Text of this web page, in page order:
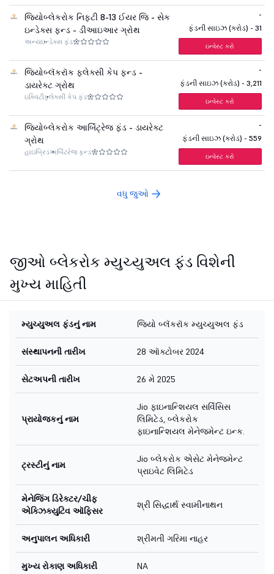
જિયોબ્લેકરોક નિફ્ટી 8-13 ઈયર જિ - સેક
ઇન્ડેક્સ ફન્ડ - ડીઆઇઆર ગ્રોથ
અન્યઇન્ડેક્સ ફંડ
-
ફંડની સાઇઝ (કરોડ) - 31
ઇન્વેસ્ટ કરો
જિયોબ્લૅકરૉક ફ્લેક્સી કેપ ફન્ડ -
ડાયરેક્ટ ગ્રોથ
ઇક્વિટીફ્લેક્સી કેપ ફંડ
-
ફંડની સાઇઝ (કરોડ) - 3,211
ઇન્વેસ્ટ કરો
જિયોબ્લેકરોક આર્બિટ્રેજ ફંડ - ડાયરેક્ટ
ગ્રોથ
હાઇબ્રિડઅર્બિટરેજ ફન્ડ
-
ફંડની સાઇઝ (કરોડ) - 559
ઇન્વેસ્ટ કરો
વધુ જુઓ
જીઓ બ્લેકરોક મ્યુચ્યુઅલ ફંડ વિશેની
મુખ્ય માહિતી
મ્યુચ્યુઅલ ફંડનું નામ જિયો બ્લૅકરૉક મ્યુચ્યુઅલ ફંડ
સંસ્થાપનની તારીખ 28 ઑક્ટોબર 2024
સેટઅપની તારીખ 26 મે 2025
પ્રાયોજકનું નામ
Jio ફાઇનાન્શિયલ સર્વિસિસ
લિમિટેડ, બ્લેકરોક
ફાઇનાન્શિયલ મેનેજમેન્ટ ઇન્ક.
ટ્રસ્ટીનું નામ
Jio બ્લેકરોક એસેટ મેનેજમેન્ટ
પ્રાઇવેટ લિમિટેડ
મેનેજિંગ ડિરેક્ટર/ચીફ
એક્ઝિક્યુટિવ ઑફિસર
શ્રી સિદ્ધાર્થ સ્વામીનાથન
અનુપાલન અધિકારી શ્રીમતી ગરિમા નાહર
મુખ્ય રોકાણ અધિકારી NA